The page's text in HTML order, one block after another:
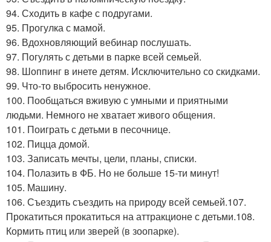
94. Сходить в кафе с подругами.
95. Прогулка с мамой.
96. Вдохновляющий вебинар послушать.
97. Погулять с детьми в парке всей семьей.
98. Шоппинг в инете детям. Исключительно со скидками.
99. Что-то выбросить ненужное.
100. Пообщаться вживую с умными и приятными
людьми. Немного не хватает живого общения.
101. Поиграть с детьми в песочнице.
102. Пицца домой.
103. Записать мечты, цели, планы, списки.
104. Полазить в ФБ. Но не больше 15-ти минут!
105. Машину.
106. Съездить съездить на природу всей семьей.107.
Прокатиться прокатиться на аттракционе с детьми.108.
Кормить птиц или зверей (в зоопарке).